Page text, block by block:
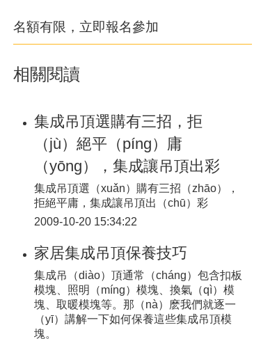
名額有限，立即報名參加
相關閱讀
集成吊頂選購有三招，拒
（jù）絕平（píng）庸
（yōng），集成讓吊頂出彩
集成吊頂選（xuǎn）購有三招（zhāo），
拒絕平庸，集成讓吊頂出（chū）彩
2009-10-20 15:34:22
家居集成吊頂保養技巧
集成吊（diào）頂通常（cháng）包含扣板
模塊、照明（míng）模塊、換氣（qì）模
塊、取暖模塊等。那（nà）麽我們就逐一
（yī）講解一下如何保養這些集成吊頂模
塊。